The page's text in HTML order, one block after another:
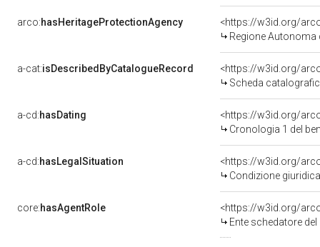
arco:hasHeritageProtectionAgency
<https://w3id.org/
Regione Autonoma
a-cat:isDescribedByCatalogueRecord
<https://w3id.org/
Scheda
a-cd:hasDating
<https://w3id.org/
Cronologia 1 del
a-cd:hasLegalSituation
Condizione
core:hasAgentRole
<https://w3id.org/
Ente schedatore